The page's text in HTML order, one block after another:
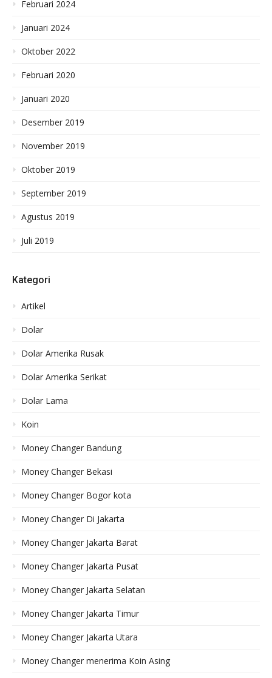
Februari 2024
Januari 2024
Oktober 2022
Februari 2020
Januari 2020
Desember 2019
November 2019
Oktober 2019
September 2019
Agustus 2019
Juli 2019
Kategori
Artikel
Dolar
Dolar Amerika Rusak
Dolar Amerika Serikat
Dolar Lama
Koin
Money Changer Bandung
Money Changer Bekasi
Money Changer Bogor kota
Money Changer Di Jakarta
Money Changer Jakarta Barat
Money Changer Jakarta Pusat
Money Changer Jakarta Selatan
Money Changer Jakarta Timur
Money Changer Jakarta Utara
Money Changer menerima Koin Asing